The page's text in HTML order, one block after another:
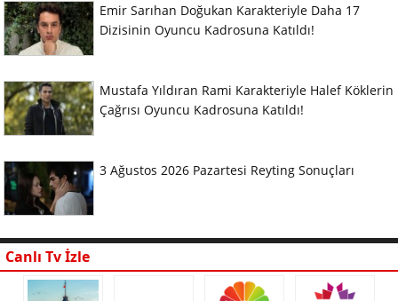
Emir Sarıhan Doğukan Karakteriyle Daha 17
Dizisinin Oyuncu Kadrosuna Katıldı!
Mustafa Yıldıran Rami Karakteriyle Halef Köklerin
Çağrısı Oyuncu Kadrosuna Katıldı!
3 Ağustos 2026 Pazartesi Reyting Sonuçları
Canlı Tv İzle